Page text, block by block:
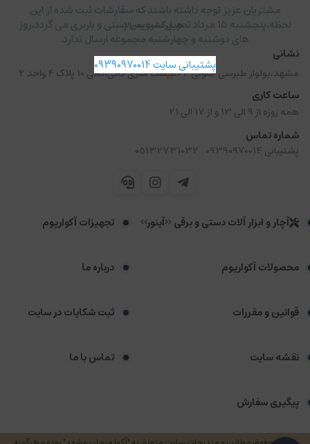
برگشت به بالا
نشانی
مشهد،بولوار طبرسی جنوبی 62،بیست متری کافی،کافی 10 پلاک 4 واحد 2
ساعت کاری
همه روزه از 9 الی 13 و از 17 الی 21
شماره تماس
پشتیبانی 09390970014
05132731032
آچار و ابزار آلات دستی و برقی <<آینور>> تجهیزات آکواریوم
محصولات آکواریوم درباره ما
قوانین و مقررات ثبت شکایات در سایت
نقشه سایت تماس با ما
پیگیری سفارش
مشتریان عزیز توجه داشته باشند که سفارشات ثبت شده از این
لحظه،پنجشنبه ۱۵ مرداد تحویل سرویس پستی و باربری می گردد،روز
های دوشنبه و چهارشنبه مجموعه ارسال ندارد.
پشتیبانی سایت 09390970014